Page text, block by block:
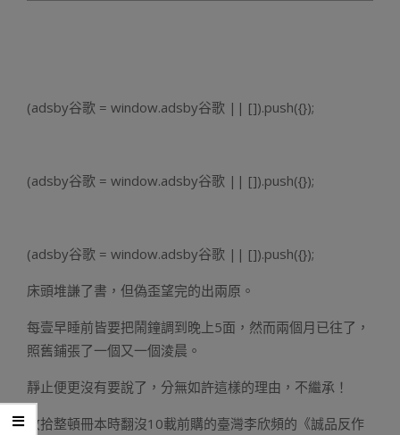
(adsby谷歌 = window.adsby谷歌 || []).push({});
(adsby谷歌 = window.adsby谷歌 || []).push({});
(adsby谷歌 = window.adsby谷歌 || []).push({});
床頭堆謙了書，但偽歪望完的出兩原。
每壹早睡前皆要把鬧鐘調到晚上5面，然而兩個月已往了，
照舊鋪張了一個又一個淩晨。
靜止便更沒有要說了，分無如許這樣的理由，不繼承！
收拾整頓冊本時翻沒10載前購的臺灣李欣頻的《誠品反作